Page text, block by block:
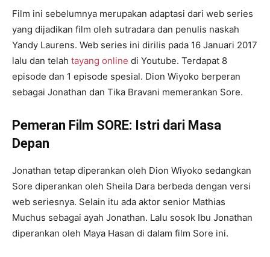
Film ini sebelumnya merupakan adaptasi dari web series
yang dijadikan film oleh sutradara dan penulis naskah
Yandy Laurens. Web series ini dirilis pada 16 Januari 2017
lalu dan telah tayang online di Youtube. Terdapat 8
episode dan 1 episode spesial. Dion Wiyoko berperan
sebagai Jonathan dan Tika Bravani memerankan Sore.
Pemeran Film SORE: Istri dari Masa
Depan
Jonathan tetap diperankan oleh Dion Wiyoko sedangkan
Sore diperankan oleh Sheila Dara berbeda dengan versi
web seriesnya. Selain itu ada aktor senior Mathias
Muchus sebagai ayah Jonathan. Lalu sosok Ibu Jonathan
diperankan oleh Maya Hasan di dalam film Sore ini.